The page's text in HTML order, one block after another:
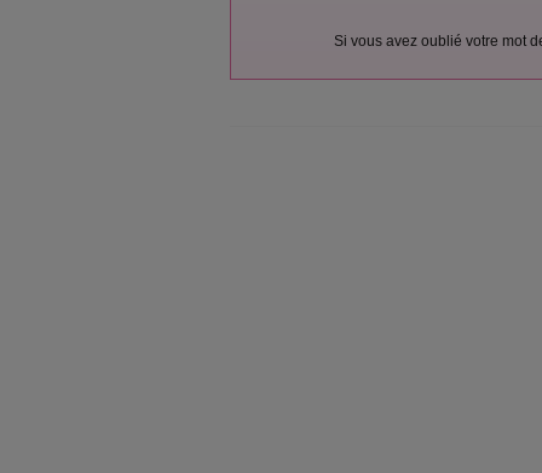
Si vous avez oublié votre mot